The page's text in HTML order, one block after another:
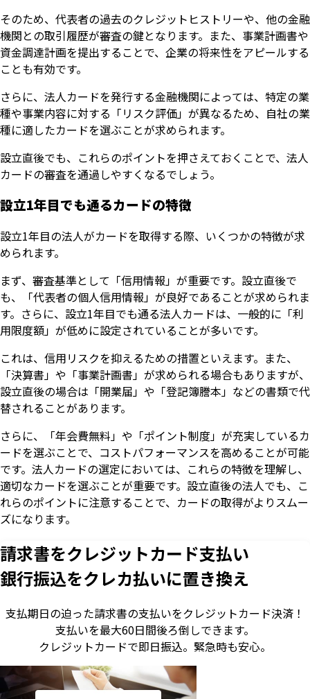
そのため、代表者の過去のクレジットヒストリーや、他の金融
機関との取引履歴が審査の鍵となります。また、事業計画書や
資金調達計画を提出することで、企業の将来性をアピールする
ことも有効です。
さらに、法人カードを発行する金融機関によっては、特定の業
種や事業内容に対する「リスク評価」が異なるため、自社の業
種に適したカードを選ぶことが求められます。
設立直後でも、これらのポイントを押さえておくことで、法人
カードの審査を通過しやすくなるでしょう。
設立1年目でも通るカードの特徴
設立1年目の法人がカードを取得する際、いくつかの特徴が求
められます。
まず、審査基準として「信用情報」が重要です。設立直後で
も、「代表者の個人信用情報」が良好であることが求められま
す。さらに、設立1年目でも通る法人カードは、一般的に「利
用限度額」が低めに設定されていることが多いです。
これは、信用リスクを抑えるための措置といえます。また、
「決算書」や「事業計画書」が求められる場合もありますが、
設立直後の場合は「開業届」や「登記簿謄本」などの書類で代
替されることがあります。
さらに、「年会費無料」や「ポイント制度」が充実しているカ
ードを選ぶことで、コストパフォーマンスを高めることが可能
です。法人カードの選定においては、これらの特徴を理解し、
適切なカードを選ぶことが重要です。設立直後の法人でも、こ
れらのポイントに注意することで、カードの取得がよりスムー
ズになります。
請求書をクレジットカード支払い
銀行振込をクレカ払いに置き換え
支払期日の迫った請求書の支払いをクレジットカード決済！
支払いを最大60日間後ろ倒しできます。
クレジットカードで即日振込。 緊急時も安心。